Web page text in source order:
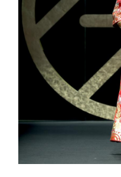
食品 人居
学术中国 乡村振兴
城市 旅游
娱乐
公益 一带一路